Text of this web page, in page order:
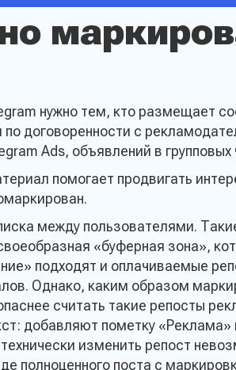
нужно тем, кто размещает
по договоренности с
Ads, объявлений в групповых
помогает продвигать
между пользователями.
«буферная зона»,
подходят и оплачиваемые
Однако, каким образом
считать такие репосты
добавляют пометку
изменить репост
полноценного поста с